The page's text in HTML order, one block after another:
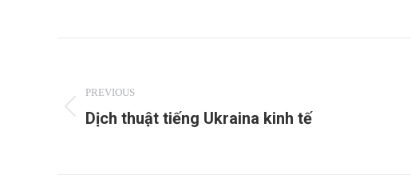
navigation
PREVIOUS
Previous
Dịch thuật tiếng Ukraina kinh tế